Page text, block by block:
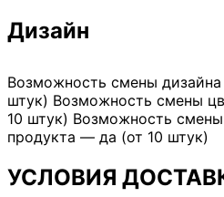
Дизайн
Возможность смены
штук) Возможность смены
10 штук) Возможность
продукта — да (от 10 штук)
УСЛОВИЯ